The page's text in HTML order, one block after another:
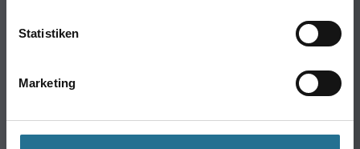
Statistiken
Marketing
M-Plus
FAQ
Rechtliches